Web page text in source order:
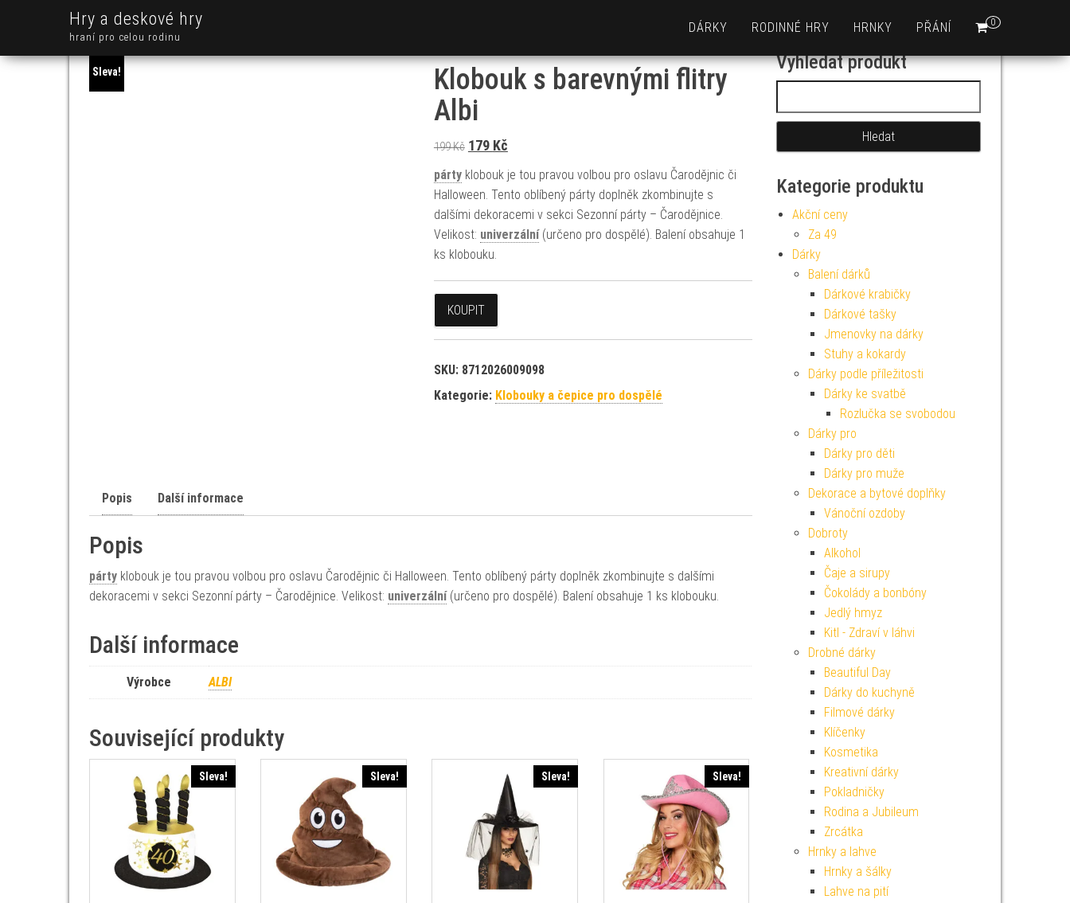
Hry a deskové hry
hraní pro celou rodinu
0
DÁRKY RODINNÉ HRY HRNKY PŘÁNÍ
Sleva!
Klobouk s barevnými flitry
Albi
199Kč Původní cena byla: 199 Kč.
179 KčAktuální cena je: 179 Kč.
pártyklobouk je tou pravou volbou pro oslavu Čarodějnic či
Halloween. Tento oblíbený párty doplněk zkombinujte s
dalšími dekoracemi v sekci Sezonní párty – Čarodějnice.
Velikost: univerzální(určeno pro dospělé). Balení obsahuje 1
ks klobouku.
KOUPIT
SKU: 8712026009098
Kategorie: Klobouky a čepice pro dospělé
Popis Další informace
Popis
párty klobouk je tou pravou volbou pro oslavu Čarodějnic či Halloween. Tento oblíbený párty doplněk zkombinujte s dalšími
dekoracemi v sekci Sezonní párty – Čarodějnice. Velikost: univerzální(určeno pro dospělé). Balení obsahuje 1 ks klobouku.
Další informace
Výrobce ALBI
Související produkty
Sleva! Sleva! Sleva! Sleva!
Vyhledat produkt
Kategorie produktu
Akční ceny
Za 49
Dárky
Balení dárků
Dárkové krabičky
Dárkové tašky
Jmenovky na dárky
Stuhy a kokardy
Dárky podle příležitosti
Dárky ke svatbě
Rozlučka se svobodou
Dárky pro
Dárky pro děti
Dárky pro muže
Dekorace a bytové doplňky
Vánoční ozdoby
Dobroty
Alkohol
Čaje a sirupy
Čokolády a bonbóny
Jedlý hmyz
Kitl - Zdraví v láhvi
Drobné dárky
Beautiful Day
Dárky do kuchyně
Filmové dárky
Klíčenky
Kosmetika
Kreativní dárky
Pokladničky
Rodina a Jubileum
Zrcátka
Hrnky a lahve
Hrnky a šálky
Lahve na pití